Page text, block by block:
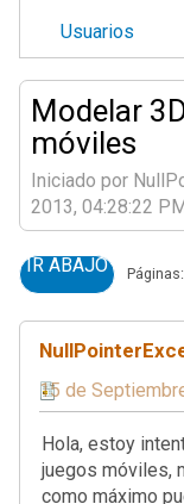
Usuarios
Modelar
móviles
Iniciado por
2013, 04:28:22
IR ABAJO Páginas
15 de
Hola, estoy
juegos móviles,
como máximo